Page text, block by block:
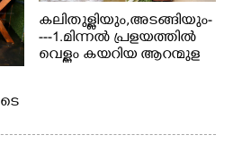
കലിതുള്ളിയും,അടങ്ങിയും-
---1.മിന്നൽ പ്രളയത്തിൽ
വെള്ളം കയറിയ ആറന്മുള
ഇറങ്ങിപ്പോൾ